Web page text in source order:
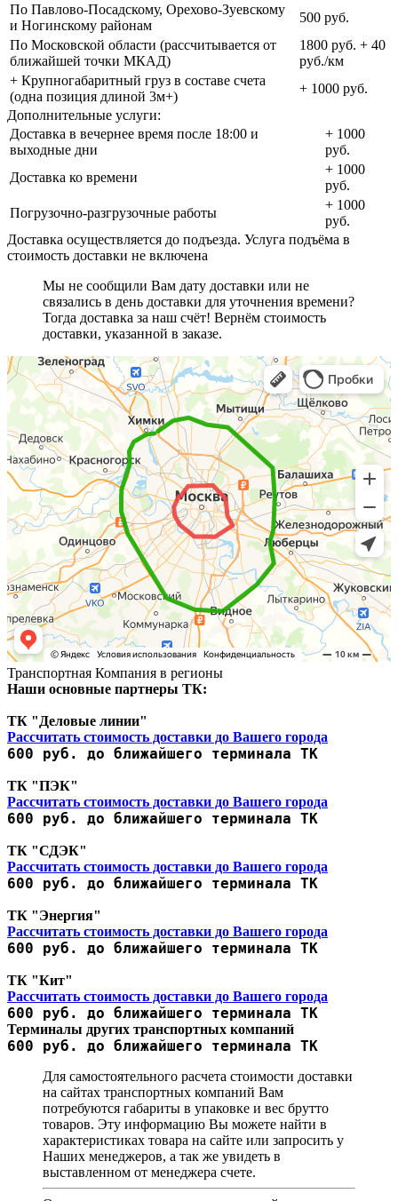
По Павлово-Посадскому, Орехово-Зуевскому
и Ногинскому районам
500 руб.
По Московской области (рассчитывается от
ближайшей точки МКАД)
1800 руб. + 40
руб./км
+ Крупногабаритный груз в составе счета
(одна позиция длиной 3м+)
+ 1000 руб.
Дополнительные услуги:
Доставка в вечернее время после 18:00 и
выходные дни
+ 1000
руб.
Доставка ко времени
+ 1000
руб.
Погрузочно-разгрузочные работы
+ 1000
руб.
Доставка осуществляется до подъезда. Услуга подъёма в
стоимость доставки не включена
Мы не сообщили Вам дату доставки или не
связались в день доставки для уточнения времени?
Тогда доставка за наш счёт! Вернём стоимость
доставки, указанной в заказе.
Транспортная Компания в регионы
Наши основные партнеры ТК:
ТК "Деловые линии"
Рассчитать стоимость доставки до Вашего города
600 руб. до ближайшего терминала ТК
ТК "ПЭК"
Рассчитать стоимость доставки до Вашего города
600 руб. до ближайшего терминала ТК
ТК "СДЭК"
Рассчитать стоимость доставки до Вашего города
600 руб. до ближайшего терминала ТК
ТК "Энергия"
Рассчитать стоимость доставки до Вашего города
600 руб. до ближайшего терминала ТК
ТК "Кит"
Рассчитать стоимость доставки до Вашего города
600 руб. до ближайшего терминала ТК
Терминалы других транспортных компаний
600 руб. до ближайшего терминала ТК
Для самостоятельного расчета стоимости доставки
на сайтах транспортных компаний Вам
потребуются габариты в упаковке и вес брутто
товаров. Эту информацию Вы можете найти в
характеристиках товара на сайте или запросить у
Наших менеджеров, а так же увидеть в
выставленном от менеджера счете.